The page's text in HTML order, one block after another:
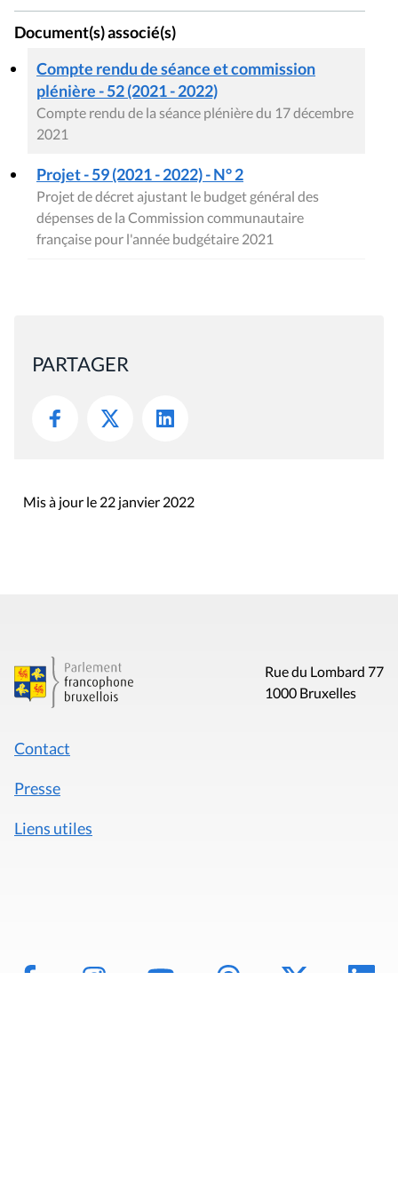
Document(s) associé(s)
Compte rendu de séance et commission
plénière - 52 (2021 - 2022)
Compte rendu de la séance plénière du 17 décembre
2021
Projet - 59 (2021 - 2022) - N° 2
Projet de décret ajustant le budget général des
dépenses de la Commission communautaire
française pour l'année budgétaire 2021
PARTAGER
Mis à jour le 22 janvier 2022
Rue du Lombard 77
1000 Bruxelles
Contact
Presse
Liens utiles